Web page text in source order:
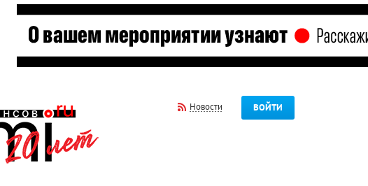
Новости ВОЙТИ